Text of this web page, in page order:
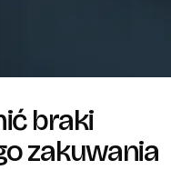
braki
zakuwania